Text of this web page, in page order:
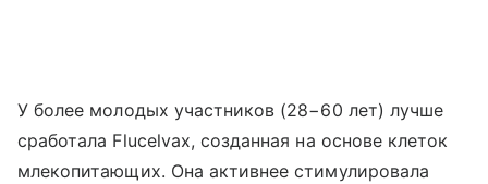
У более молодых участников (28−60 лет) лучше
сработала Flucelvax, созданная на основе клеток
млекопитающих. Она активнее стимулировала